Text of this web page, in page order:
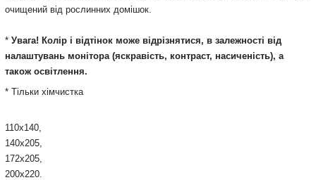
очищений від рослинних домішок.
* Увага! Колір і відтінок може відрізнятися, в залежності від
налаштувань монітора (яскравість, контраст, насиченість), а
також освітлення.
* Тільки хімчистка
110х140,
140х205,
172х205,
200х220.